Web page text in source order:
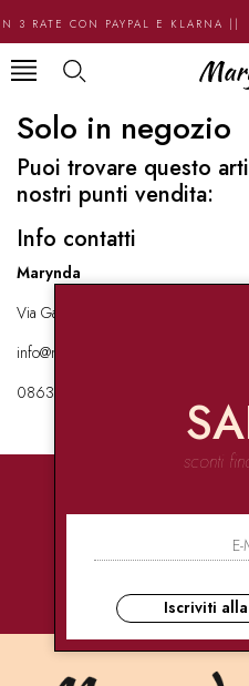
3 RATE CON PAYPAL E KLARNA
Solo in negozio
Puoi trovare questo
nostri punti vendita:
Info contatti
Marynda
Via Garibaldi 136 67051 Avezzano
info@marynda.com
08631871946
PAGAMENTI
ULTRA
sconti
Iscriviti